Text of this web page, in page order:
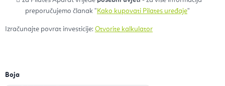
preporučujemo članak " Kako kupovati Pilates uređaje"
Izračunajte povrat investicije: Otvorite kalkulator
Boja